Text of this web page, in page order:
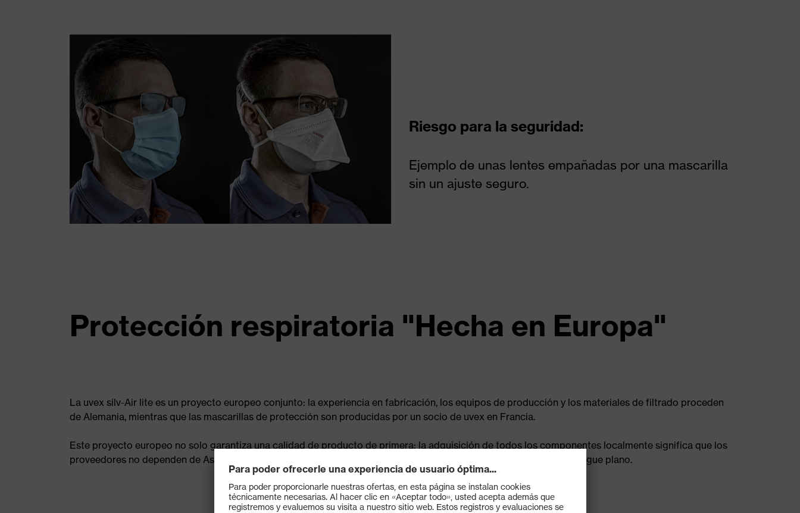
Riesgo para la seguridad:
Ejemplo de unas lentes empañadas por una mascarilla
sin un ajuste seguro.
Protección respiratoria "Hecha en Europa"
La uvex silv-Air lite es un proyecto europeo conjunto: la experiencia en fabricación, los equipos de producción y los materiales de filtrado proceden
de Alemania, mientras que las mascarillas de protección son producidas por un socio de uvex en Francia.
Este proyecto europeo no solo garantiza una calidad de producto de primera: la adquisición de todos los componentes localmente significa que los
proveedores no dependen de Asia oriental y, por lo tanto, garantiza una rápida disponibilidad de la mascarilla de pliegue plano.